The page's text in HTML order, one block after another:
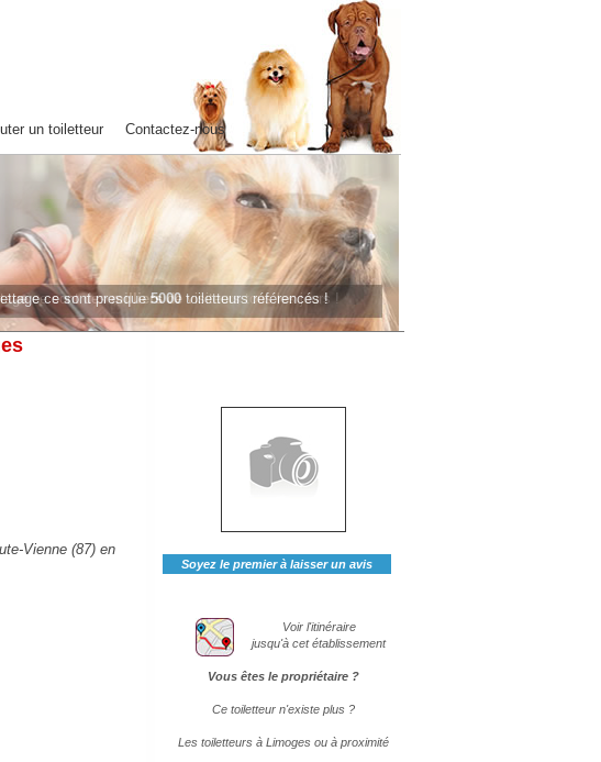
un toiletteur Contactez-nous
ce sont presque5000toiletteurs référencés !
Vienne (87) en
Soyez le premier à laisser un avis
Voir l'itinéraire
jusqu'à cet établissement
Vous êtes le propriétaire ?
Ce toiletteur n'existe plus ?
Les toiletteurs à Limoges ou à proximité